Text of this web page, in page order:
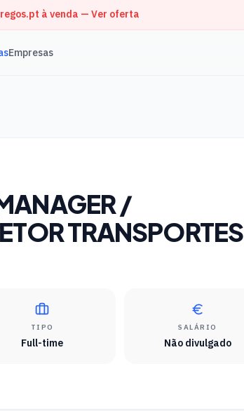
à venda — Ver oferta
Empresas
/
TRANSPORTES
TIPO
Full-time
SALÁRIO
Não divulgado